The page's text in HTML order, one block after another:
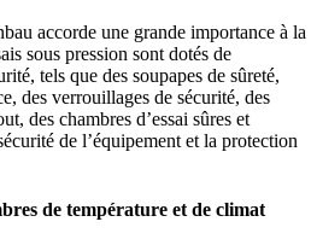
accorde une grande importance à la
sous pression sont dotés de
tels que des soupapes de sûreté,
des verrouillages de sécurité, des
des chambres d’essai sûres et
de l’équipement et la protection
de température et de climat